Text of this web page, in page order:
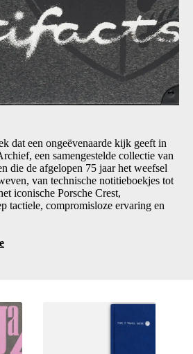
dat een ongeëvenaarde kijk geeft in
een samengestelde collectie van
die de afgelopen 75 jaar het weefsel
van technische notitieboekjes tot
iconische Porsche Crest,
tactiele, compromisloze ervaring en